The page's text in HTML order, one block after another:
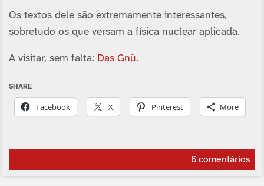
Os textos dele são extremamente interessantes,
sobretudo os que versam a fí­sica nuclear aplicada.
A visitar, sem falta: Das Gnü.
SHARE
Facebook X Pinterest More
6 comentários